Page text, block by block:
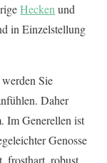
Hecken und
in Einzelstellung
Sie
Daher
Im Generellen ist
Genosse
frosthart, robust,